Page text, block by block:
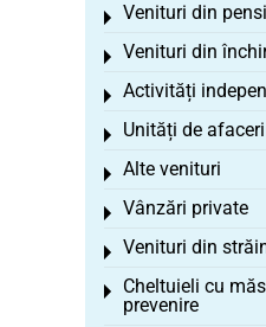
Venituri din
Toggle menu
Venituri din
Toggle menu
Activități
Toggle menu
Unități de afaceri
Toggle menu
Alte venituri
Toggle menu
Vânzări private
Toggle menu
Venituri din
Toggle menu
Cheltuieli cu
prevenire
Toggle menu